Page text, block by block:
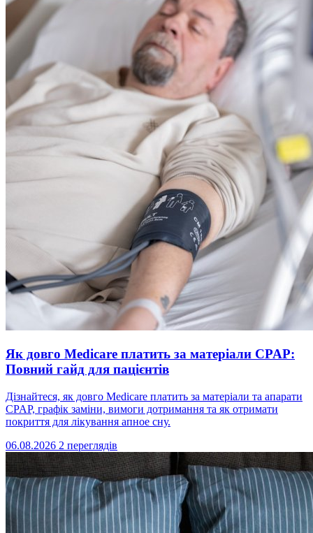
Як довго Medicare платить за матеріали CPAP:
Повний гайд для пацієнтів
Дізнайтеся, як довго Medicare платить за матеріали та апарати
CPAP, графік заміни, вимоги дотримання та як отримати
покриття для лікування апное сну.
06.08.2026 2 переглядів